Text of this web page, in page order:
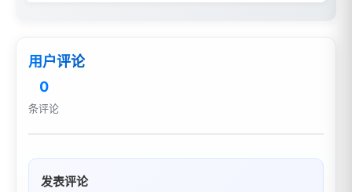
用户评论
0
条评论
发表评论